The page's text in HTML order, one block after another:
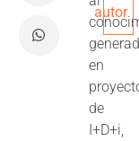
en
de
I+D+i,
autor